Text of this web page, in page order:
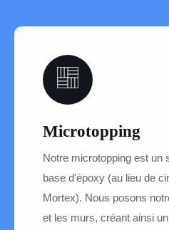
Microtopping
Notre microtopping est un
base d'époxy (au lieu de
Mortex). Nous posons
et les murs, créant ainsi